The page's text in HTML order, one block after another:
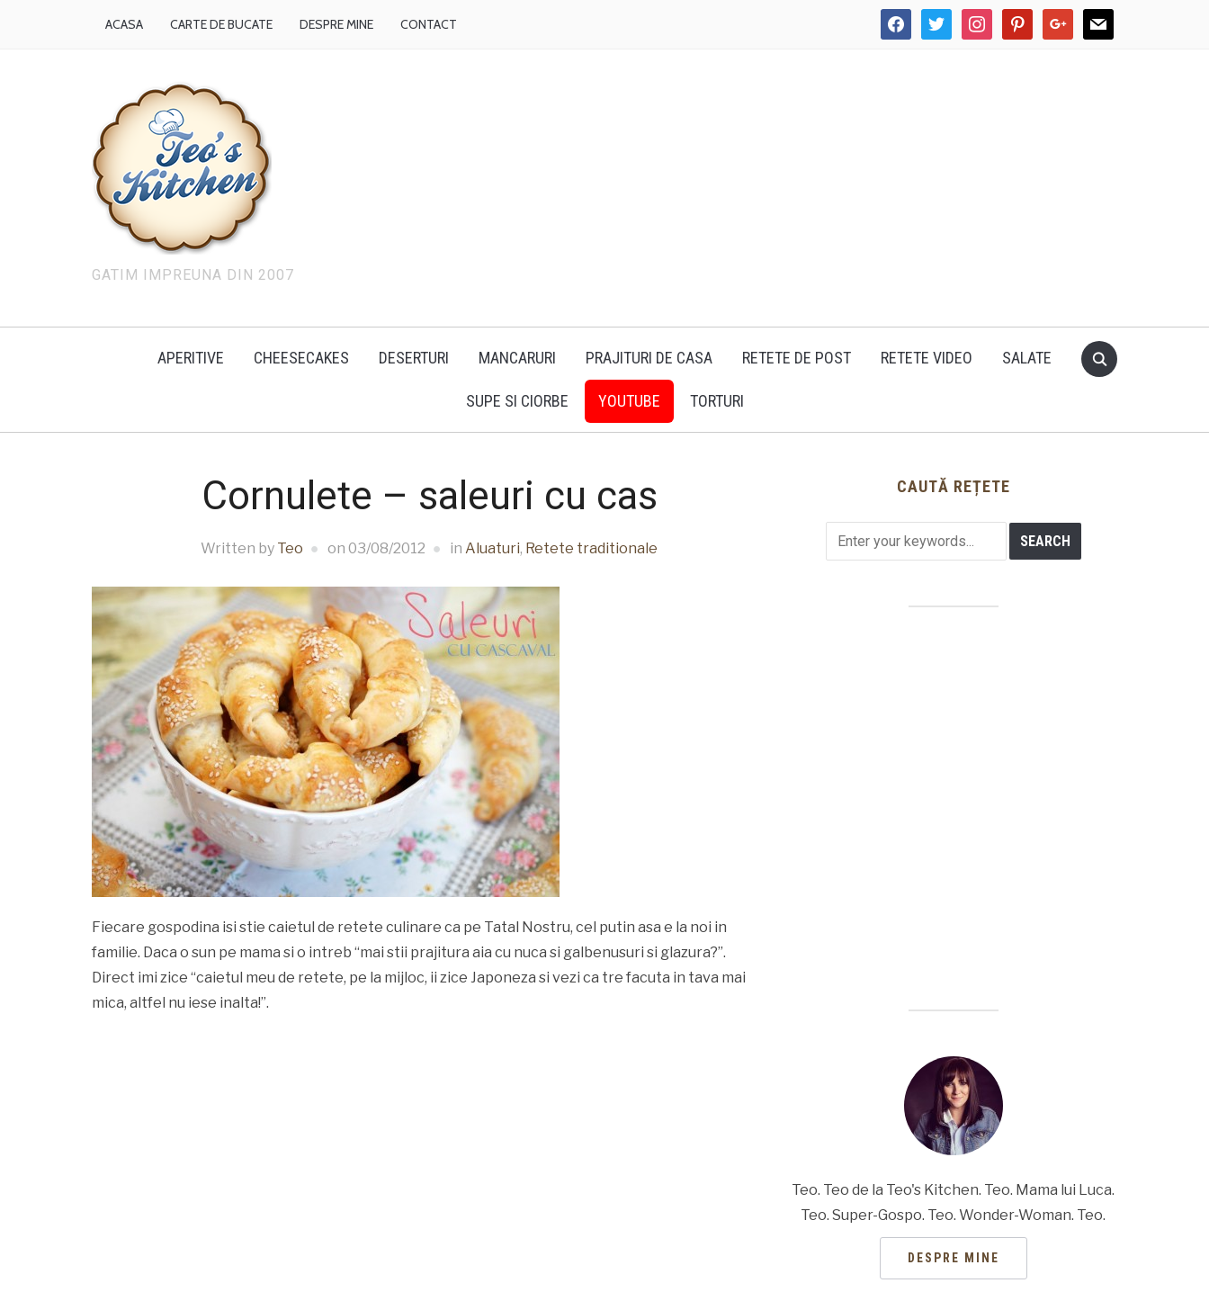
facebooktwitter instagrampinterestgoogle mail
ACASA CARTE DE BUCATE DESPRE MINE CONTACT
GATIM IMPREUNA DIN 2007
APERITIVE CHEESECAKES DESERTURI MANCARURI PRAJITURI DE CASA RETETE DE POST RETETE VIDEO SALATE
SUPE SI CIORBE YOUTUBE TORTURI
Cornulete – saleuri cu cas
Written by Teo on 03/08/2012 in Aluaturi, Retete traditionale
Fiecare gospodina isi stie caietul de retete culinare ca pe Tatal Nostru, cel putin asa e la noi in
familie. Daca o sun pe mama si o intreb “mai stii prajitura aia cu nuca si galbenusuri si glazura?”.
Direct imi zice “caietul meu de retete, pe la mijloc, ii zice Japoneza si vezi ca tre facuta in tava mai
mica, altfel nu iese inalta!”.
CAUTĂ REȚETE
Teo. Teo de la Teo's Kitchen. Teo. Mama lui Luca.
Teo. Super-Gospo. Teo. Wonder-Woman. Teo.
DESPRE MINE